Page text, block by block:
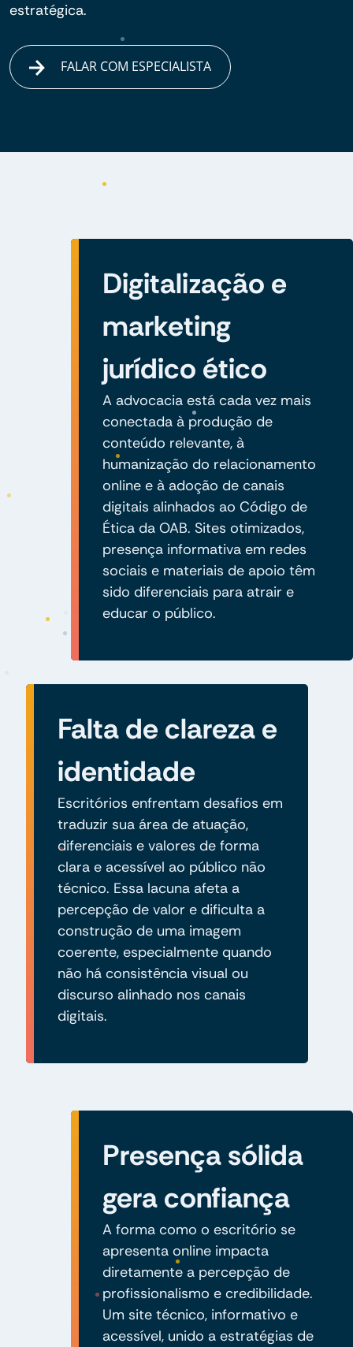
estratégica.
FALAR COM ESPECIALISTA
Digitalização e
marketing
jurídico ético
A advocacia está cada vez mais
conectada à produção de
conteúdo relevante, à
humanização do relacionamento
online e à adoção de canais
digitais alinhados ao Código de
Ética da OAB. Sites otimizados,
presença informativa em redes
sociais e materiais de apoio têm
sido diferenciais para atrair e
educar o público.
Falta de clareza e
identidade
Escritórios enfrentam desafios em
traduzir sua área de atuação,
diferenciais e valores de forma
clara e acessível ao público não
técnico. Essa lacuna afeta a
percepção de valor e dificulta a
construção de uma imagem
coerente, especialmente quando
não há consistência visual ou
discurso alinhado nos canais
digitais.
Presença sólida
gera confiança
A forma como o escritório se
apresenta online impacta
diretamente a percepção de
profissionalismo e credibilidade.
Um site técnico, informativo e
acessível, unido a estratégias de